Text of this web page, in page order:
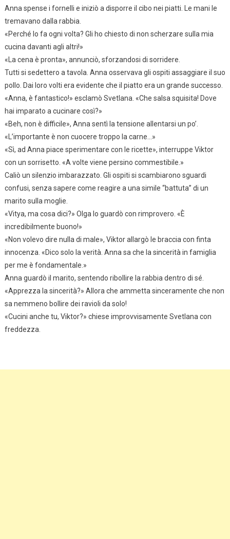
Anna spense i fornelli e iniziò a disporre il cibo nei piatti. Le mani le
tremavano dalla rabbia.
«Perché lo fa ogni volta? Gli ho chiesto di non scherzare sulla mia
cucina davanti agli altri!»
«La cena è pronta», annunciò, sforzandosi di sorridere.
Tutti si sedettero a tavola. Anna osservava gli ospiti assaggiare il suo
pollo. Dai loro volti era evidente che il piatto era un grande successo.
«Anna, è fantastico!» esclamò Svetlana. «Che salsa squisita! Dove
hai imparato a cucinare così?»
«Beh, non è difficile», Anna sentì la tensione allentarsi un po’.
«L’importante è non cuocere troppo la carne…»
«Sì, ad Anna piace sperimentare con le ricette», interruppe Viktor
con un sorrisetto. «A volte viene persino commestibile.»
Caliò un silenzio imbarazzato. Gli ospiti si scambiarono sguardi
confusi, senza sapere come reagire a una simile “battuta” di un
marito sulla moglie.
«Vitya, ma cosa dici?» Olga lo guardò con rimprovero. «È
incredibilmente buono!»
«Non volevo dire nulla di male», Viktor allargò le braccia con finta
innocenza. «Dico solo la verità. Anna sa che la sincerità in famiglia
per me è fondamentale.»
Anna guardò il marito, sentendo ribollire la rabbia dentro di sé.
«Apprezza la sincerità?» Allora che ammetta sinceramente che non
sa nemmeno bollire dei ravioli da solo!
«Cucini anche tu, Viktor?» chiese improvvisamente Svetlana con
freddezza.